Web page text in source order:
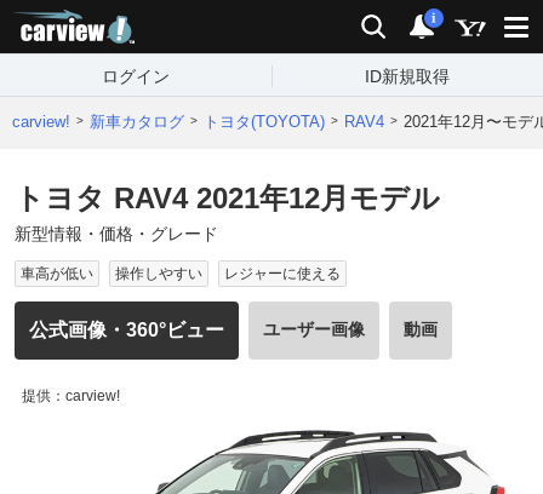
検索 通知
i
ログイン ID新規取得
carview! 新車カタログ トヨタ(TOYOTA) RAV4 2021年12月〜モデ
トヨタ RAV4 2021年12月モデル
新型情報・価格・グレード
車高が低い 操作しやすい レジャーに使える
公式画像・360°ビュー ユーザー画像 動画
提供：carview!